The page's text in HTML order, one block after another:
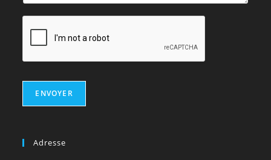
ENVOYER
Adresse